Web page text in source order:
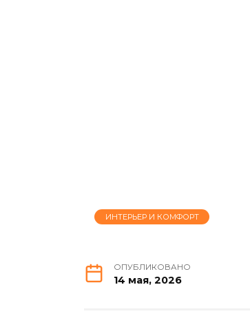
ИНТЕРЬЕР И КОМФОРТ
ОПУБЛИКОВАНО
14 мая, 2026